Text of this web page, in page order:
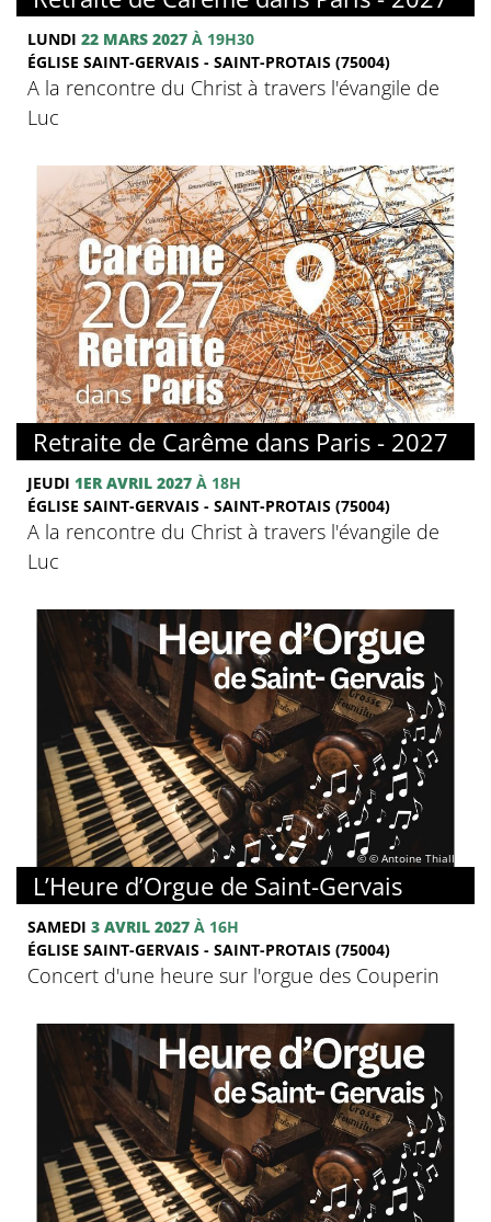
LUNDI 22 MARS 2027 À 19H30
ÉGLISE SAINT-GERVAIS - SAINT-PROTAIS (75004)
A la rencontre du Christ à travers l'évangile de
Luc
© FMJ
Retraite de Carême dans Paris - 2027
JEUDI 1ER AVRIL 2027 À 18H
ÉGLISE SAINT-GERVAIS - SAINT-PROTAIS (75004)
A la rencontre du Christ à travers l'évangile de
Luc
© © Antoine Thiallier
L’Heure d’Orgue de Saint-Gervais
SAMEDI 3 AVRIL 2027 À 16H
ÉGLISE SAINT-GERVAIS - SAINT-PROTAIS (75004)
Concert d'une heure sur l'orgue des Couperin